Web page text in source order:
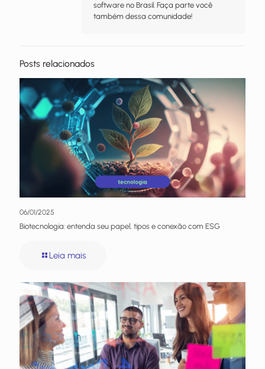
software no Brasil. Faça parte você
também dessa comunidade!
Posts relacionados
06/01/2025
Biotecnologia: entenda seu papel, tipos e conexão com ESG
Leia mais